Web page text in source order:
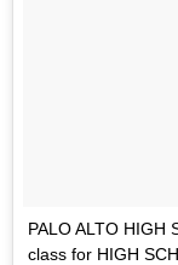
PALO ALTO HIGH
class for HIGH